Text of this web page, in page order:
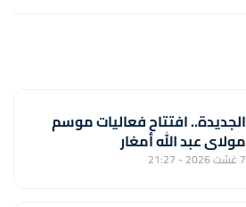
الجديدة.. افتتاح فعاليات موسم
مولاي عبد الله أمغار
7 غشت 2026 - 21:27